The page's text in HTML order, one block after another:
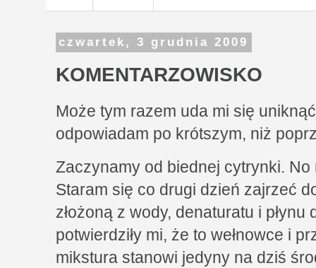
czwartek, 3 grudnia 2009
KOMENTARZOWISKO
Może tym razem uda mi się
odpowiadam po krótszym, niż
Zaczynamy od biednej cytrynki.
Staram się co drugi dzień zajrzeć
złożoną z wody, denaturatu i
potwierdziły mi, że to wełnowce i
mikstura stanowi jedyny na dziś